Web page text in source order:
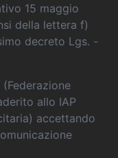
15 maggio
della lettera f)
decreto Lgs. -
allo IAP
accettando